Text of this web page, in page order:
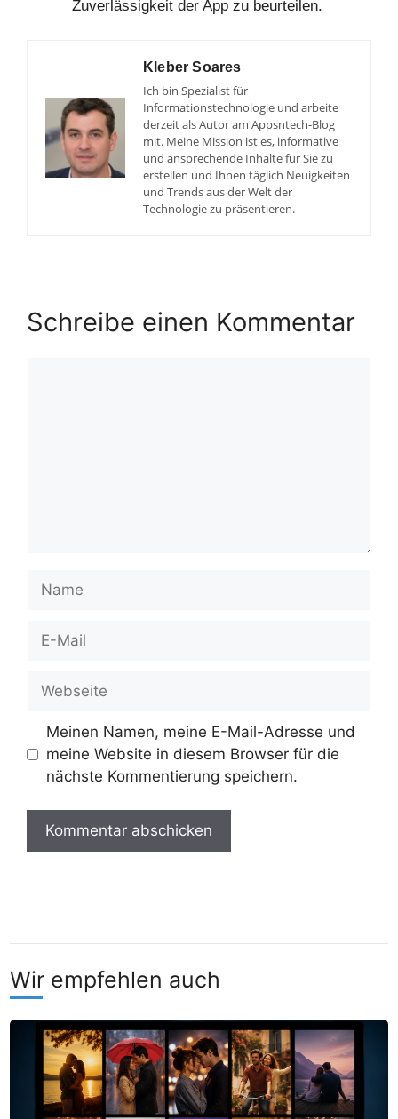
Zuverlässigkeit der App zu beurteilen.
Kleber Soares
Ich bin Spezialist für
Informationstechnologie und arbeite
derzeit als Autor am Appsntech-Blog
mit. Meine Mission ist es, informative
und ansprechende Inhalte für Sie zu
erstellen und Ihnen täglich Neuigkeiten
und Trends aus der Welt der
Technologie zu präsentieren.
Schreibe einen Kommentar
Mail
Meinen Namen, meine E-Mail-Adresse und
meine Website in diesem Browser für die
nächste Kommentierung speichern.
Wir empfehlen auch